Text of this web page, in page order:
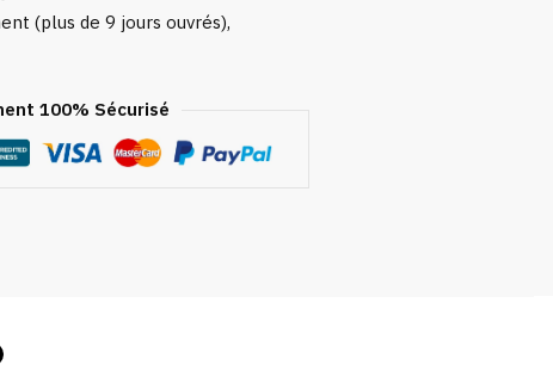
(plus de 9 jours ouvrés),
100% Sécurisé